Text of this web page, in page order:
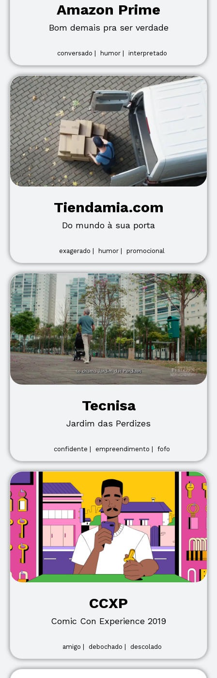
Amazon Prime
Bom demais pra ser verdade
conversado | humor | interpretado
Tiendamia.com
Do mundo à sua porta
exagerado | humor | promocional
Tecnisa
Jardim das Perdizes
confidente | empreendimento | fofo
CCXP
Comic Con Experience 2019
amigo | debochado | descolado